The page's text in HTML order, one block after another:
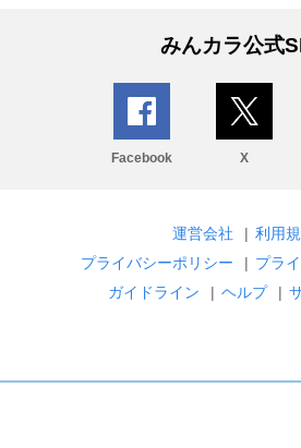
みんカラ公式
Facebook X
運営会社 | 利用
プライバシーポリシー
| プラ
ガイドライン
| ヘルプ |